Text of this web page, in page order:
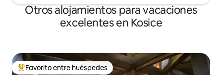
Otros alojamientos para vacaciones
excelentes en Kosice
Favorito entre huéspedes preferido
Favorito entre huéspedes